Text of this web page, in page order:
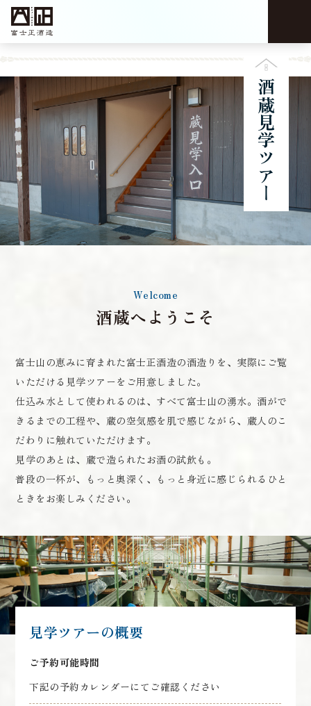
酒蔵見学ツアー
Welcome
酒蔵へようこそ
富士山の恵みに育まれた富士正酒造の酒造りを、実際にご覧
いただける見学ツアーをご用意しました。
仕込み水として使われるのは、すべて富士山の湧水。酒がで
きるまでの工程や、蔵の空気感を肌で感じながら、蔵人のこ
だわりに触れていただけます。
見学のあとは、蔵で造られたお酒の試飲も。
普段の一杯が、もっと奥深く、もっと身近に感じられるひと
ときをお楽しみください。
見学ツアーの概要
ご予約可能時間
下記の予約カレンダーにてご確認ください